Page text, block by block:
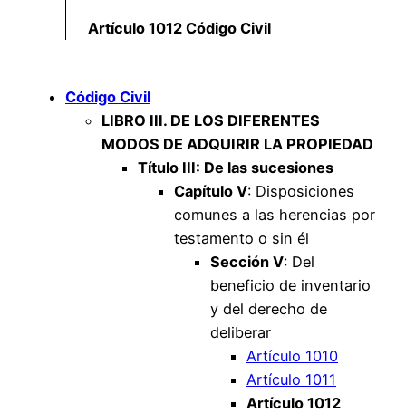
Artículo 1012 Código Civil
Código Civil
LIBRO III. DE LOS DIFERENTES
MODOS DE ADQUIRIR LA PROPIEDAD
Título III: De las sucesiones
Capítulo V: Disposiciones
comunes a las herencias por
testamento o sin él
Sección V: Del
beneficio de inventario
y del derecho de
deliberar
Artículo 1010
Artículo 1011
Artículo 1012